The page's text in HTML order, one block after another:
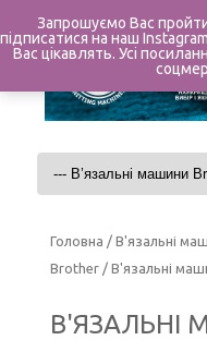
Перейти до контенту
Головна / В'язальні
Brother / В'язальні
В'ЯЗАЛЬНІ
Запрошуємо Вас
підписатися на наш
Вас цікавлять. Усі